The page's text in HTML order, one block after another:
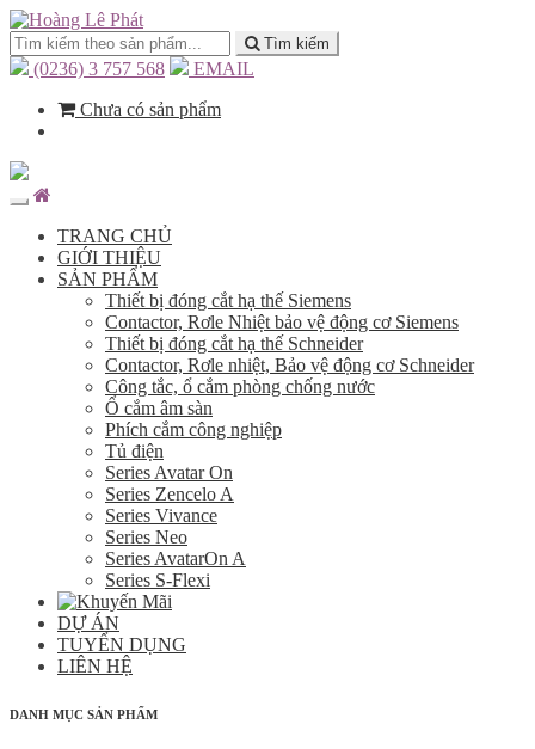
Tìm kiếm
(0236) 3 757 568
EMAIL
Chưa có sản phẩm
TRANG CHỦ
GIỚI THIỆU
SẢN PHẨM
Thiết bị đóng cắt hạ thế Siemens
Contactor, Rơle Nhiệt bảo vệ động cơ Siemens
Thiết bị đóng cắt hạ thế Schneider
Contactor, Rơle nhiệt, Bảo vệ động cơ Schneider
Công tắc, ổ cắm phòng chống nước
Ổ cắm âm sàn
Phích cắm công nghiệp
Tủ điện
Series Avatar On
Series Zencelo A
Series Vivance
Series Neo
Series AvatarOn A
Series S-Flexi
DỰ ÁN
TUYỂN DỤNG
LIÊN HỆ
DANH MỤC SẢN PHẨM